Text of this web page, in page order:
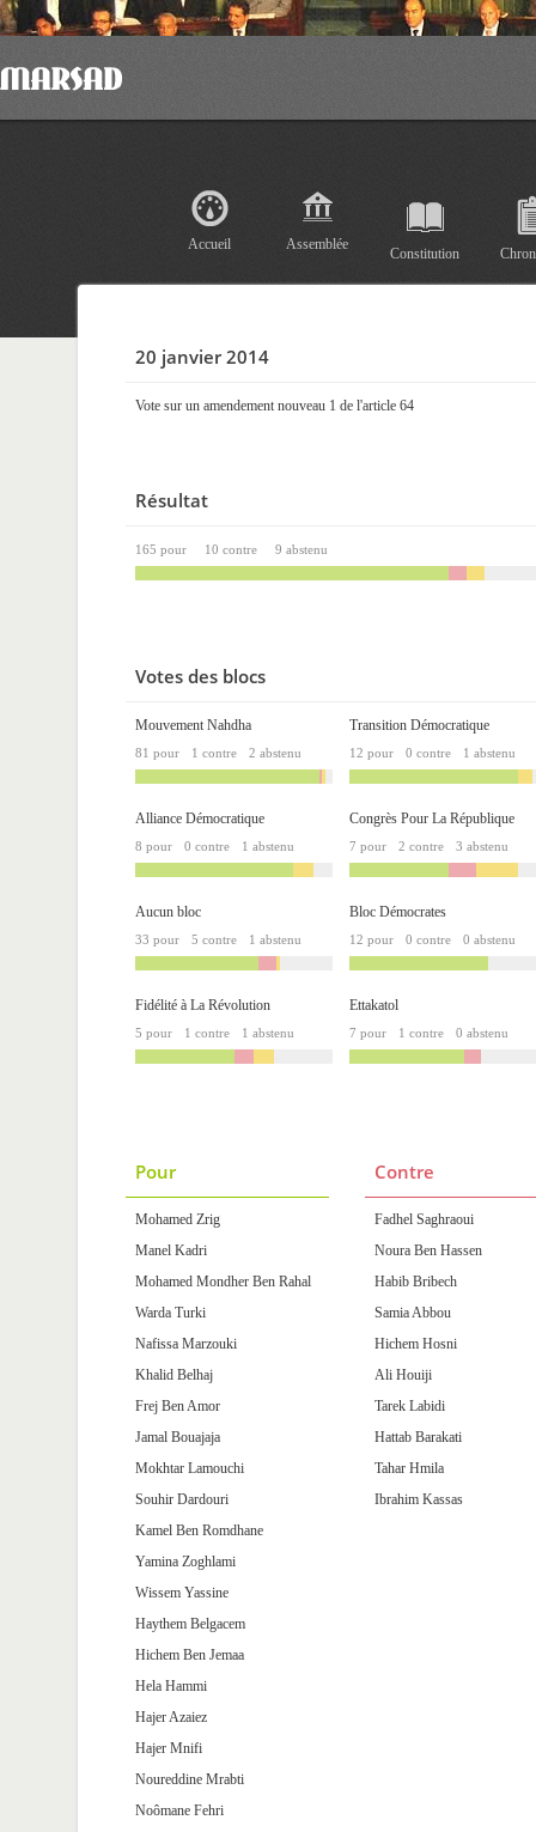
Accueil Assemblée
Constitution
20 janvier 2014
Vote sur un amendement nouveau 1 de l'article 64
Résultat
165 pour 10 contre 9 abstenu
Votes des blocs
Mouvement Nahdha
81 pour 1 contre 2 abstenu
Transition Démocratique
12 pour 0 contre 1 abstenu
Alliance Démocratique
8 pour 0 contre 1 abstenu
Congrès Pour La République
7 pour 2 contre 3 abstenu
Aucun bloc
33 pour 5 contre 1 abstenu
Bloc Démocrates
12 pour 0 contre 0 abstenu
Fidélité à La Révolution
5 pour 1 contre 1 abstenu
Ettakatol
7 pour 1 contre 0 abstenu
Pour
Mohamed Zrig
Manel Kadri
Mohamed Mondher Ben Rahal
Warda Turki
Nafissa Marzouki
Khalid Belhaj
Frej Ben Amor
Jamal Bouajaja
Mokhtar Lamouchi
Souhir Dardouri
Kamel Ben Romdhane
Yamina Zoghlami
Wissem Yassine
Haythem Belgacem
Hichem Ben Jemaa
Hela Hammi
Hajer Azaiez
Hajer Mnifi
Noureddine Mrabti
Noômane Fehri
Contre
Fadhel Saghraoui
Noura Ben Hassen
Habib Bribech
Samia Abbou
Hichem Hosni
Ali Houiji
Tarek Labidi
Hattab Barakati
Tahar Hmila
Ibrahim Kassas